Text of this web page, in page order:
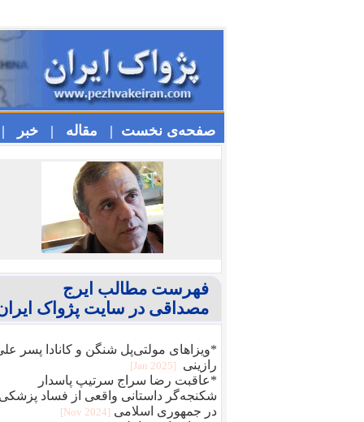
صفحه‌ی نخست | مقاله | خبر
فهرست مطالب ایرج
مصداقی در سایت پژواک
*ویزا‌های مولتی‌پل شنگن و کانادا پسر
رازینی
[2025 Jan]
*عاقبت رضا سراج سرتيپ پاسدار
شکنجه‌گر داستانی واقعی از فساد
در جمهوری اسلامی [2024 Nov]